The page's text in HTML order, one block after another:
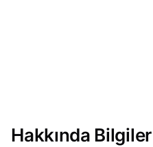
Hakkında Bilgiler